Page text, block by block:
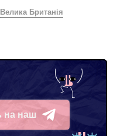
Велика Британія
на наш